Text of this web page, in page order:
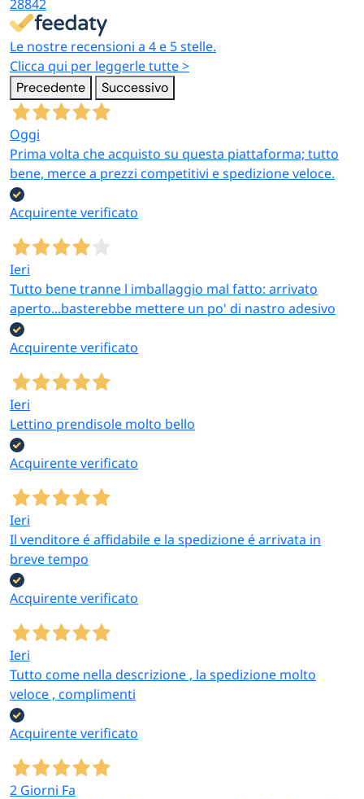
28842
Le nostre recensioni a 4 e 5 stelle.
Clicca qui per leggerle tutte >
Precedente Successivo
Oggi
Prima volta che acquisto su questa piattaforma; tutto
bene, merce a prezzi competitivi e spedizione veloce.
Acquirente verificato
Ieri
Tutto bene tranne l imballaggio mal fatto: arrivato
aperto...basterebbe mettere un po' di nastro adesivo
Acquirente verificato
Ieri
Lettino prendisole molto bello
Acquirente verificato
Ieri
Il venditore é affidabile e la spedizione é arrivata in
breve tempo
Acquirente verificato
Ieri
Tutto come nella descrizione , la spedizione molto
veloce , complimenti
Acquirente verificato
2 Giorni Fa